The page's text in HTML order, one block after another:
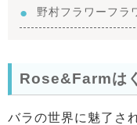
野村フラワーフ
Rose&Farmは
バラの世界に魅了さ